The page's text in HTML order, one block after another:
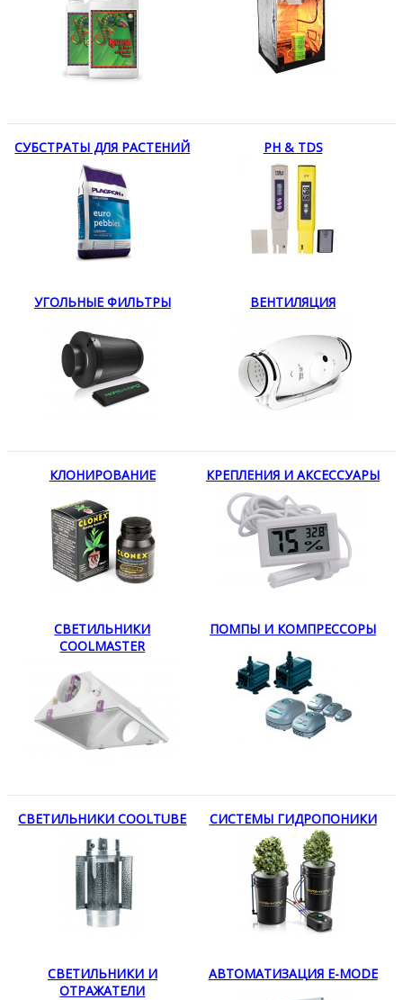
СУБСТРАТЫ ДЛЯ РАСТЕНИЙ PH & TDS
УГОЛЬНЫЕ ФИЛЬТРЫ ВЕНТИЛЯЦИЯ
КЛОНИРОВАНИЕ КРЕПЛЕНИЯ И АКСЕССУАРЫ
СВЕТИЛЬНИКИ
COOLMASTER
ПОМПЫ И КОМПРЕССОРЫ
СВЕТИЛЬНИКИ COOLTUBE СИСТЕМЫ ГИДРОПОНИКИ
СВЕТИЛЬНИКИ И
ОТРАЖАТЕЛИ
АВТОМАТИЗАЦИЯ E-MODE